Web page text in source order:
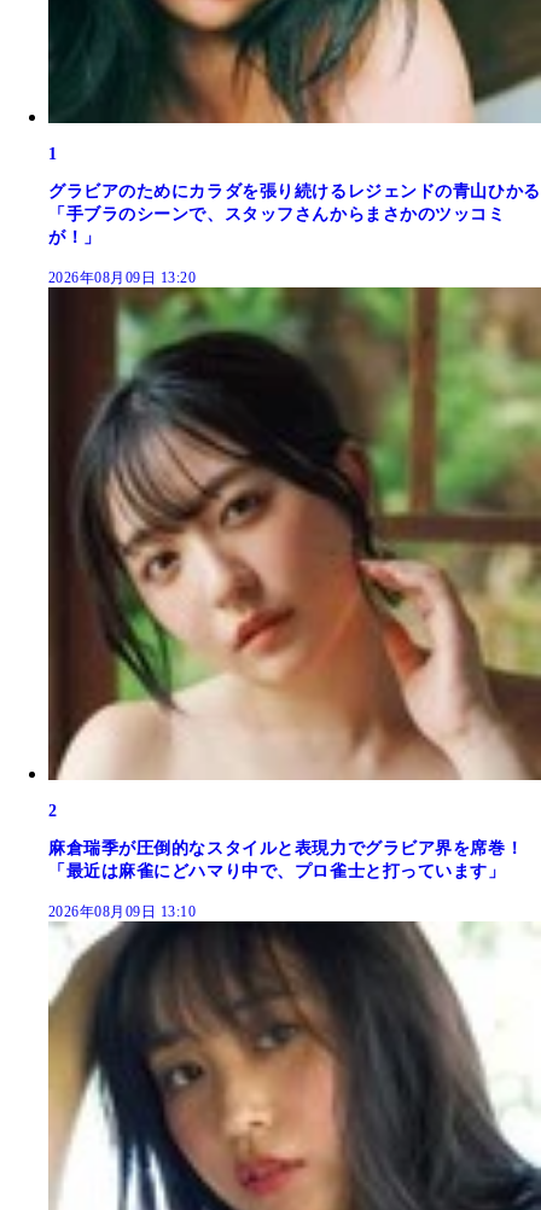
1
グラビアのためにカラダを張り続けるレジェンドの青山ひかる
「手ブラのシーンで、スタッフさんからまさかのツッコミ
が！」
2026年08月09日 13:20
2
麻倉瑞季が圧倒的なスタイルと表現力でグラビア界を席巻！
「最近は麻雀にどハマり中で、プロ雀士と打っています」
2026年08月09日 13:10